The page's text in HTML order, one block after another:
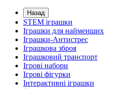
Назад
STEM іграшки
Іграшки для найменших
Іграшки-Антистрес
Іграшкова зброя
Іграшковий транспорт
Ігрові набори
Ігрові фігурки
Інтерактивні іграшки